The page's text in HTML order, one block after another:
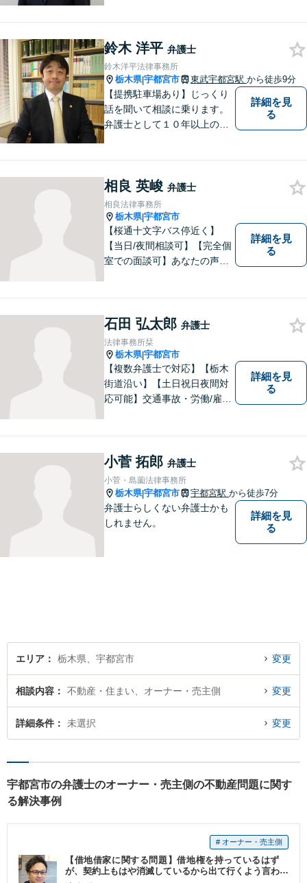
鈴木 洋平 弁護士
鈴木洋平法律事務所
栃木県|宇都宮市 東武宇都宮駅 から徒歩9分
【提携駐車場あり】じっくり
話を聞いて相談に乗ります。
弁護士として１０年以上の経
詳細を見
る
相良 英峻 弁護士
相良法律事務所
栃木県|宇都宮市
【桜通十文字バス停近く】
【当日/夜間相談可】【完全個
室での面談可】あなたの声を
い。 https://sagara-law-office.j
p/
詳細を見
る
石田 弘太郎 弁護士
法律事務所栞
栃木県|宇都宮市
【複数弁護士で対応】【栃木
街道沿い】【土日祝日夜間対
応可能】交通事故・労働/雇用
い。
詳細を見
る
小菅 拓郎 弁護士
小菅・島薗法律事務所
栃木県|宇都宮市 宇都宮駅 から徒歩7分
弁護士らしくない弁護士かも
しれません。
詳細を見
る
エリア 栃木県、宇都宮市 変更
相談内容 不動産・住まい、オーナー・売主側 変更
詳細条件 未選択 変更
宇都宮市の弁護士のオーナー・売主側の不動産問題に関す
る解決事例
# オーナー・売主側
【借地借家に関する問題】借地権を持っているはず
が、契約上もはや消滅しているから出て行くよう言わ